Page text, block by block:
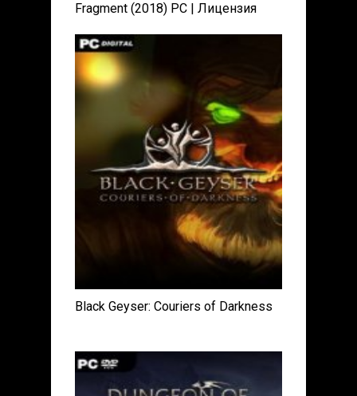
Fragment (2018) PC | Лицензия
Black Geyser: Couriers of Darkness